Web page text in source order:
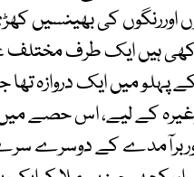
کی بھینسیں کھڑی
ہیں ایک طرف مختلف
پہلو میں ایک دروازہ
کے لیے، اس حصے میں
اوربرآمدے کے دوسرے سرے